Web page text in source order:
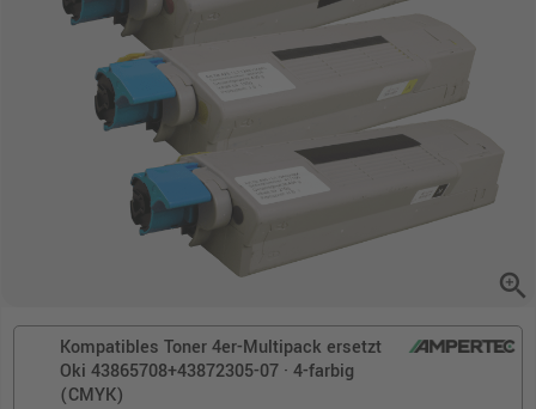
zoom_in
Kompatibles Toner 4er-Multipack ersetzt
Oki 43865708+43872305-07 · 4-farbig
(CMYK)